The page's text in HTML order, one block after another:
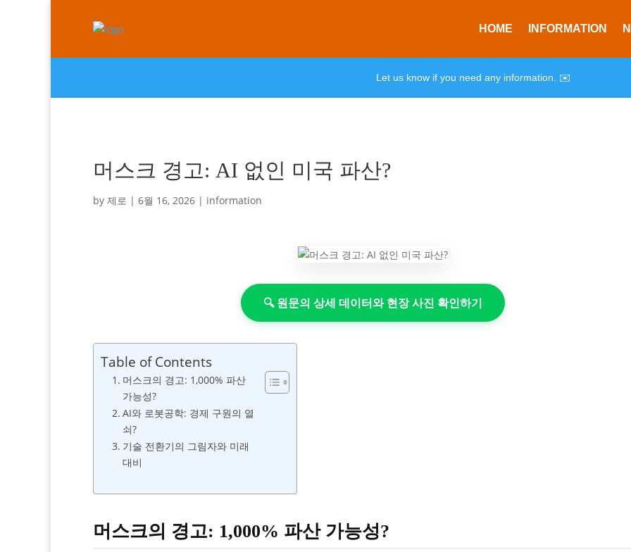
HOME INFORMATION
Let us know if you need any information. ✉️
머스크 경고: AI 없인 미국 파산?
by 제로 | 6월 16, 2026 | information
🔍 원문의 상세 데이터와 현장 사진 확인하기
Table of Contents
머스크의 경고: 1,000% 파산
가능성?
AI와 로봇공학: 경제 구원의 열
쇠?
기술 전환기의 그림자와 미래
대비
머스크의 경고: 1,000% 파산 가능성?